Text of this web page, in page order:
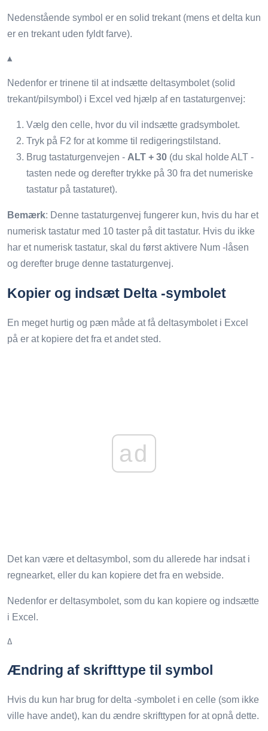
Nedenstående symbol er en solid trekant (mens et delta kun
er en trekant uden fyldt farve).
▲
Nedenfor er trinene til at indsætte deltasymbolet (solid
trekant/pilsymbol) i Excel ved hjælp af en tastaturgenvej:
Vælg den celle, hvor du vil indsætte gradsymbolet.
Tryk på F2 for at komme til redigeringstilstand.
Brug tastaturgenvejen - ALT + 30 (du skal holde ALT -
tasten nede og derefter trykke på 30 fra det numeriske
tastatur på tastaturet).
Bemærk: Denne tastaturgenvej fungerer kun, hvis du har et
numerisk tastatur med 10 taster på dit tastatur. Hvis du ikke
har et numerisk tastatur, skal du først aktivere Num -låsen
og derefter bruge denne tastaturgenvej.
Kopier og indsæt Delta -symbolet
En meget hurtig og pæn måde at få deltasymbolet i Excel
på er at kopiere det fra et andet sted.
ad
Det kan være et deltasymbol, som du allerede har indsat i
regnearket, eller du kan kopiere det fra en webside.
Nedenfor er deltasymbolet, som du kan kopiere og indsætte
i Excel.
Δ
Ændring af skrifttype til symbol
Hvis du kun har brug for delta -symbolet i en celle (som ikke
ville have andet), kan du ændre skrifttypen for at opnå dette.